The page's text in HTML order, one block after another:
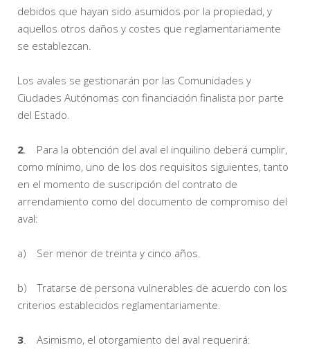
debidos que hayan sido asumidos por la propiedad, y
aquellos otros daños y costes que reglamentariamente
se establezcan.
Los avales se gestionarán por las Comunidades y
Ciudades Autónomas con financiación finalista por parte
del Estado.
2 . Para la obtención del aval el inquilino deberá cumplir,
como mínimo, uno de los dos requisitos siguientes, tanto
en el momento de suscripción del contrato de
arrendamiento como del documento de compromiso del
aval:
a) Ser menor de treinta y cinco años.
b) Tratarse de persona vulnerables de acuerdo con los
criterios establecidos reglamentariamente.
3 . Asimismo, el otorgamiento del aval requerirá: